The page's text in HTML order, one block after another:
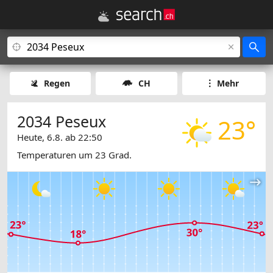
Regen CH Mehr
23°
2034 Peseux
Heute, 6.8. ab 22:50
Temperaturen um 23 Grad.